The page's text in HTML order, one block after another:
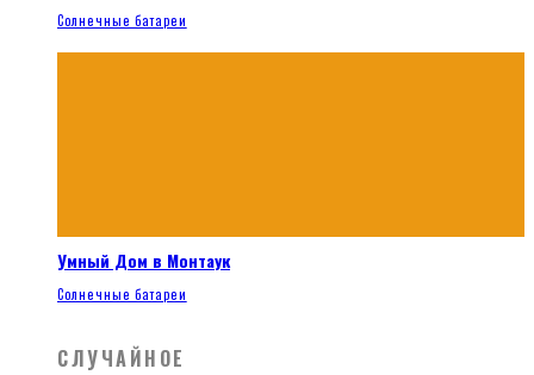
Солнечные батареи
Умный Дом в Монтаук
Солнечные батареи
СЛУЧАЙНОЕ